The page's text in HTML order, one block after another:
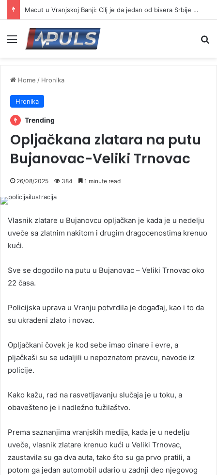
Macut u Vranjskoj Banji: Cilj je da jedan od bisera Srbije postane još jači centar banjskog turizma
Menu
Home / Hronika
Hronika
Trending
Opljačkana zlatara na putu
Bujanovac-Veliki Trnovac
26/08/2025 384 1 minute read
Vlasnik zlatare u Bujanovcu opljačkan je kada je u nedelju
uveče sa zlatnim nakitom i drugim dragocenostima krenuo
kući.
Sve se dogodilo na putu u Bujanovac – Veliki Trnovac oko
22 časa.
Policijska uprava u Vranju potvrdila je događaj, kao i to da
su ukradeni zlato i novac.
Opljačkani čovek je kod sebe imao dinare i evre, a
pljačkaši su se udaljili u nepoznatom pravcu, navode iz
policije.
Kako kažu, rad na rasvetljavanju slučaja je u toku, a
obavešteno je i nadležno tužilaštvo.
Prema saznanjima vranjskih medija, kada je u nedelju
uveče, vlasnik zlatare krenuo kući u Veliki Trnovac,
zaustavila su ga dva auta, tako što su ga prvo pratili, a
potom ga jedan automobil udario u zadnji deo njegovog